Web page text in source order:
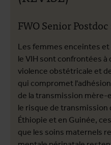
FWO Senior
Les femmes enceintes
le VIH sont confrontées à
violence obstétricale et
qui compromet
de la transmission mère-
le risque de transmission
Éthiopie et en Guinée,
que les soins maternels